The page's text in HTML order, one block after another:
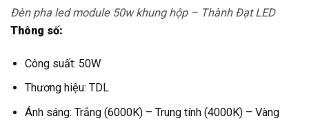
Đèn pha led module 50w khung hộp – Thành Đạt LED
Thông số:
Công suất: 50W
Thương hiệu: TDL
Ánh sáng: Trắng (6000K) – Trung tính (4000K) – Vàng